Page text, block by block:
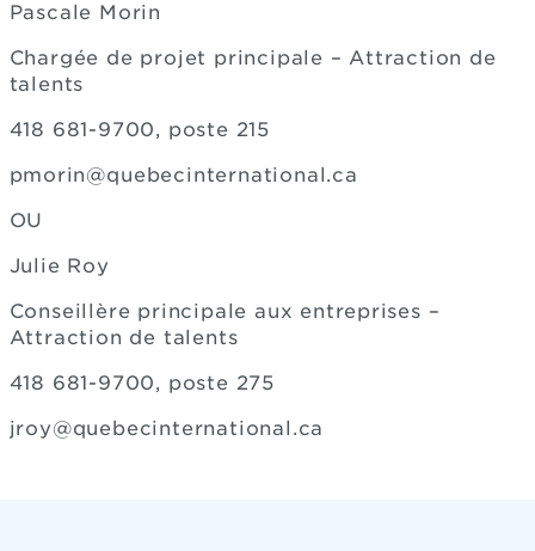
Pascale Morin
Chargée de projet principale – Attraction de
talents
418 681-9700, poste 215
pmorin@quebecinternational.ca
OU
Julie Roy
Conseillère principale aux entreprises –
Attraction de talents
418 681-9700, poste 275
jroy@quebecinternational.ca